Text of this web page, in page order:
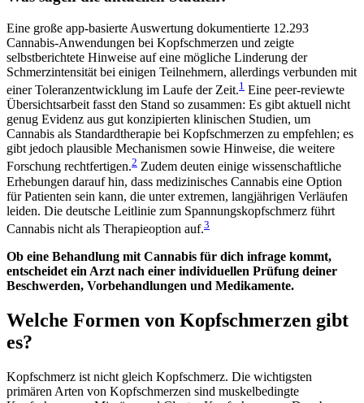
Eine große app-basierte Auswertung dokumentierte 12.293
Cannabis-Anwendungen bei Kopfschmerzen und zeigte
selbstberichtete Hinweise auf eine mögliche Linderung der
Schmerzintensität bei einigen Teilnehmern, allerdings verbunden mit
einer Toleranzentwicklung im Laufe der Zeit.1 Eine peer-reviewte
Übersichtsarbeit fasst den Stand so zusammen: Es gibt aktuell nicht
genug Evidenz aus gut konzipierten klinischen Studien, um
Cannabis als Standardtherapie bei Kopfschmerzen zu empfehlen; es
gibt jedoch plausible Mechanismen sowie Hinweise, die weitere
Forschung rechtfertigen.2 Zudem deuten einige wissenschaftliche
Erhebungen darauf hin, dass medizinisches Cannabis eine Option
für Patienten sein kann, die unter extremen, langjährigen Verläufen
leiden. Die deutsche Leitlinie zum Spannungskopfschmerz führt
Cannabis nicht als Therapieoption auf.3
Ob eine Behandlung mit Cannabis für dich infrage kommt,
entscheidet ein Arzt nach einer individuellen Prüfung deiner
Beschwerden, Vorbehandlungen und Medikamente.
Welche Formen von Kopfschmerzen gibt
es?
Kopfschmerz ist nicht gleich Kopfschmerz. Die wichtigsten
primären Arten von Kopfschmerzen sind muskelbedingte